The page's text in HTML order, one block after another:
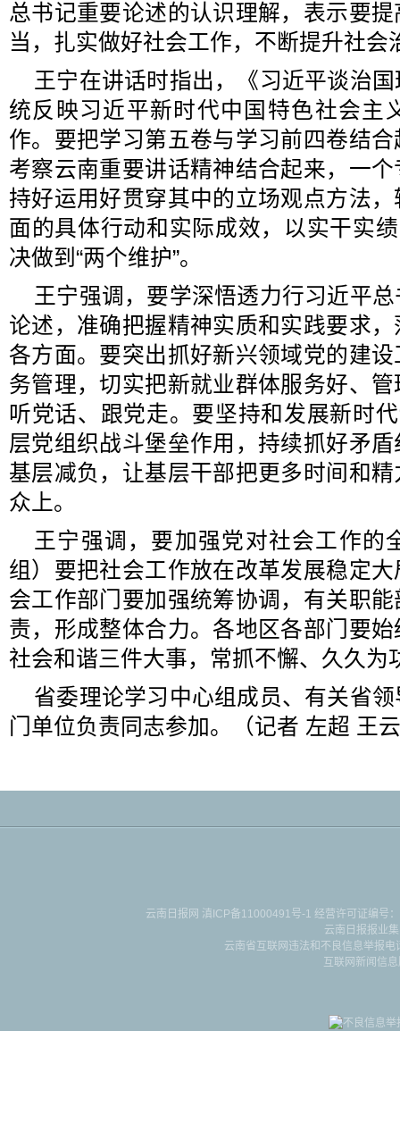
总书记重要论述的认识理解，表示要
当，扎实做好社会工作，不断提升社会
王宁在讲话时指出，《习近平谈治
统反映习近平新时代中国特色社会主
作。要把学习第五卷与学习前四卷结
考察云南重要讲话精神结合起来，一
持好运用好贯穿其中的立场观点方法
面的具体行动和实际成效，以实干实
决做到“两个维护”。
王宁强调，要学深悟透力行习近平
论述，准确把握精神实质和实践要求
各方面。要突出抓好新兴领域党的建
务管理，切实把新就业群体服务好、
听党话、跟党走。要坚持和发展新时
层党组织战斗堡垒作用，持续抓好矛
基层减负，让基层干部把更多时间和
众上。
王宁强调，要加强党对社会工作的
组）要把社会工作放在改革发展稳定
会工作部门要加强统筹协调，有关职
责，形成整体合力。各地区各部门要
社会和谐三件大事，常抓不懈、久久为
省委理论学习中心组成员、有关省
门单位负责同志参加。（记者 左超 王
云南日报网 滇ICP备11000491号-1 经营许可证编号
云南日报报业
云南省互联网违法和不良信息举报
互联网新闻信